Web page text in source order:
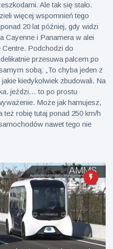
Ale tak się stało.
więcej wspomnień tego
20 lat później, gdy widzi
Cayenne i Panamera w alei
Podchodzi do
przesuwa palcem po
sobą: „To chyba jeden z
kiedykolwiek zbudowali. Na
jeździ… to po prostu
Może jak hamujesz,
też robię tutaj ponad 250 km/h
nawet tego nie